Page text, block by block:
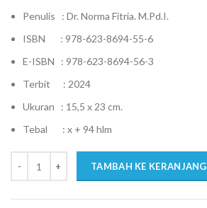
Penulis : Dr. Norma Fitria. M.Pd.I.
ISBN : 978-623-8694-55-6
E-ISBN : 978-623-8694-56-3
Terbit : 2024
Ukuran : 15,5 x 23 cm.
Tebal : x + 94 hlm
TAMBAH KE KERANJANG